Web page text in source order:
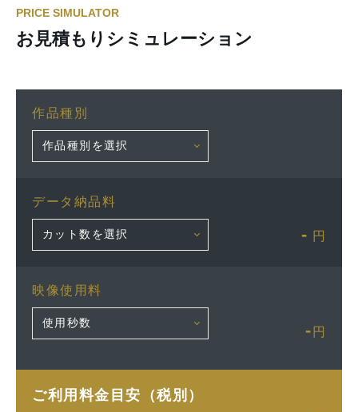
PRICE SIMULATOR
お見積もりシミュレーション
作品種別
データ納品料
- 円
映像使用料
- 円
ご利用料金目安（税別）